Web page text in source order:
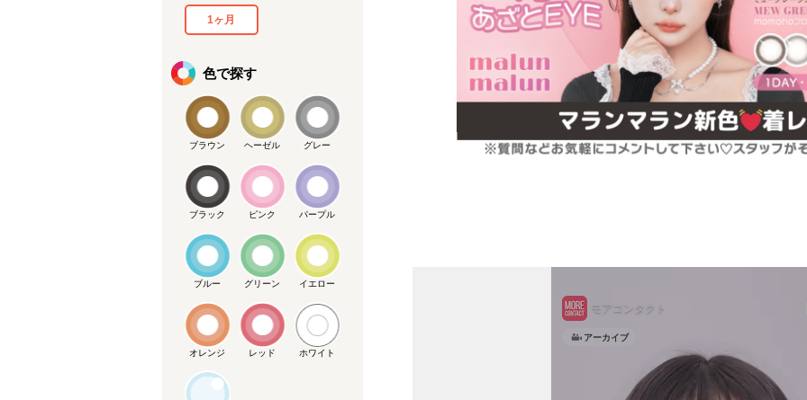
1ヶ月
色で探す
ブラウン ヘーゼル グレー
ブラック ピンク パープル
ブルー グリーン イエロー
オレンジ レッド ホワイト